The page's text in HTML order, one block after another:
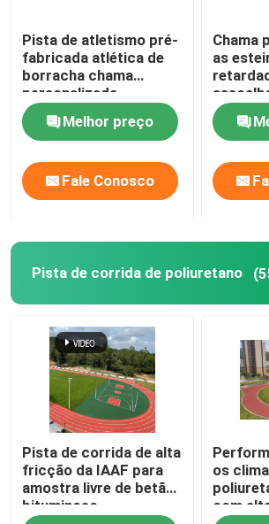
Pista de atletismo pré-
fabricada atlética de
borracha chama
personalizada -
retardador
Melhor preço
Fale Conosco
Chama
as
exterior
da
Pista de corrida de poliuretano
Pista de corrida de alta
fricção da IAAF para
amostra livre de betão
bituminoso
os
com